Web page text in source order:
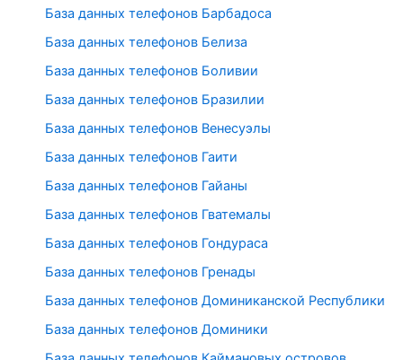
База данных телефонов Барбадоса
База данных телефонов Белиза
База данных телефонов Боливии
База данных телефонов Бразилии
База данных телефонов Венесуэлы
База данных телефонов Гаити
База данных телефонов Гайаны
База данных телефонов Гватемалы
База данных телефонов Гондураса
База данных телефонов Гренады
База данных телефонов Доминиканской Республики
База данных телефонов Доминики